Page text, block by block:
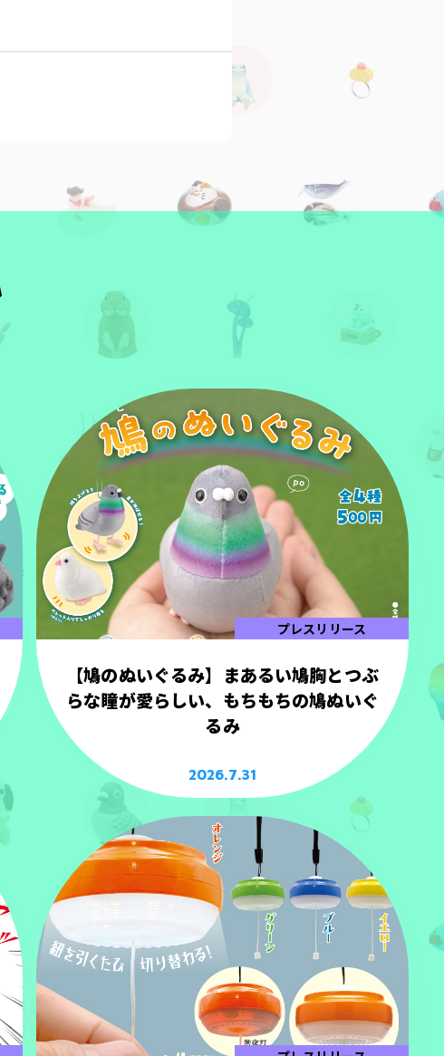
プレスリリース
【鳩のぬいぐるみ】まあるい鳩胸とつぶ
らな瞳が愛らしい、もちもちの鳩ぬいぐ
るみ
2026.7.31